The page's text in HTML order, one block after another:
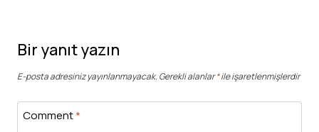
Bir yanıt yazın
E-posta adresiniz yayınlanmayacak.Gerekli alanlar*ile işaretlenmişlerdir
Comment*